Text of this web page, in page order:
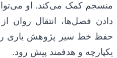
منسجم کمک می‌کند. او
دادن فصل‌ها، انتقال
حفظ خط سیر پژوهش یاری
یکپارچه و هدفمند پیش رود.